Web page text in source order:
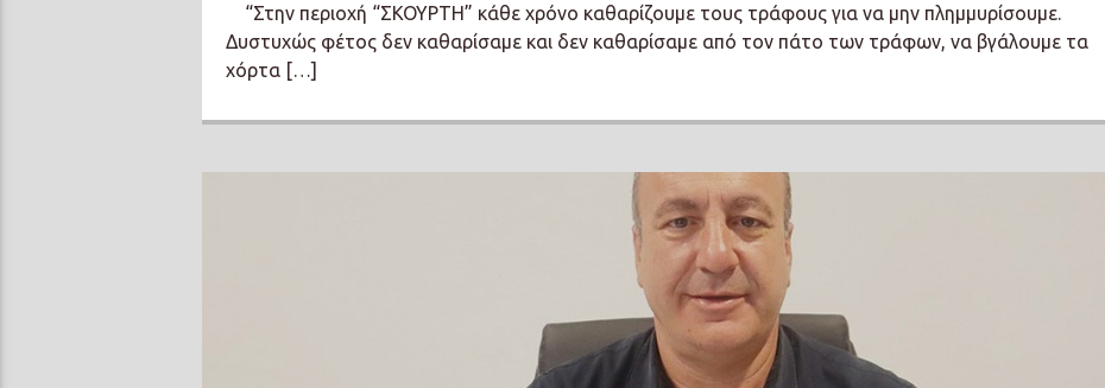
“Στην περιοχή “ΣΚΟΥΡΤΗ” κάθε χρόνο καθαρίζουμε τους τράφους για να μην πλημμυρίσουμε.
Δυστυχώς φέτος δεν καθαρίσαμε και δεν καθαρίσαμε από τον πάτο των τράφων, να βγάλουμε τα
χόρτα […]